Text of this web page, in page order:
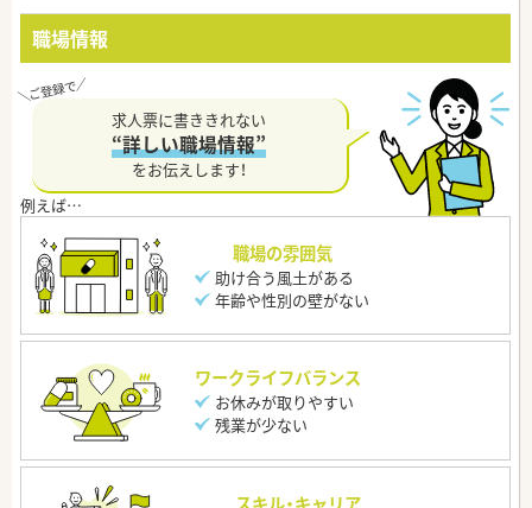
職場情報
求人票に書ききれない
“詳しい職場情報”
をお伝えします！
職場の雰囲気
助け合う風土がある
年齢や性別の壁がない
ワークライフバランス
お休みが取りやすい
残業が少ない